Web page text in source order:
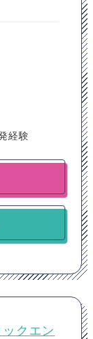
経験
クエン